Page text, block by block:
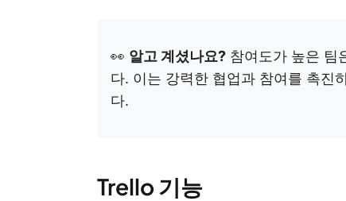
👀 알고 계셨나요? 참여도가 높은 팀
다. 이는 강력한 협업과 참여를 촉진
다.
Trello 기능